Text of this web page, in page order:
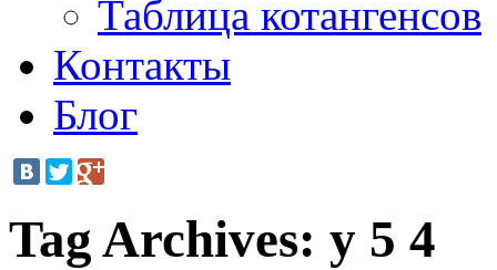
Таблица котангенсов
Контакты
Блог
Tag Archives: y 5 4